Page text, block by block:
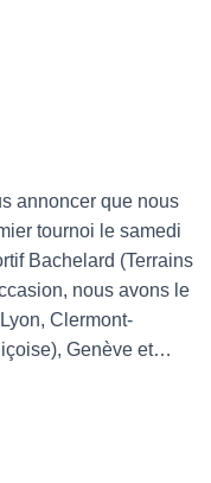
annoncer que nous
tournoi le samedi
Bachelard (Terrains
nous avons le
Clermont-
Genève et…